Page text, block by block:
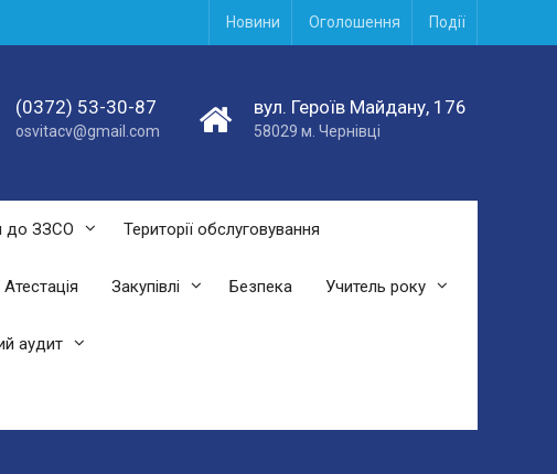
Новини Оголошення Події
(0372) 53-30-87
osvitacv@gmail.com
вул. Героїв Майдану, 176
58029 м. Чернівці
до ЗЗСО Території обслуговування
Атестація Закупівлі Безпека Учитель року
аудит